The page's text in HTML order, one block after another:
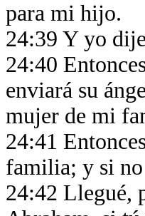
para mi hijo.
24:39 Y yo
24:40
enviará su
mujer de mi
24:41
familia; y si
24:42 Llegué,